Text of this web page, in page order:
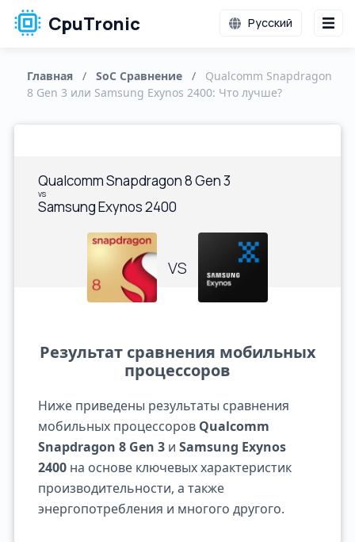
CpuTronic Русский
Главная / SoC Сравнение /
Qualcomm Snapdragon
8 Gen 3 или Samsung Exynos 2400: Что лучше?
Qualcomm Snapdragon 8 Gen 3
vs
Samsung Exynos 2400
VS
Результат сравнения мобильных
процессоров
Ниже приведены результаты сравнения
мобильных процессоров Qualcomm
Snapdragon 8 Gen 3и Samsung Exynos
2400на основе ключевых характеристик
производительности, а также
энергопотребления и многого другого.